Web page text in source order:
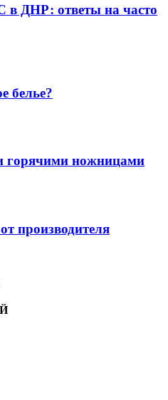
ДНР: ответы на часто
белье?
горячими ножницами
производителя